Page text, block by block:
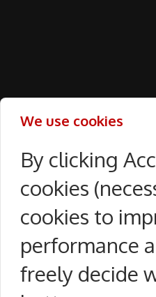
We use cookies
By clicking
cookies
cookies to
performance
freely decide